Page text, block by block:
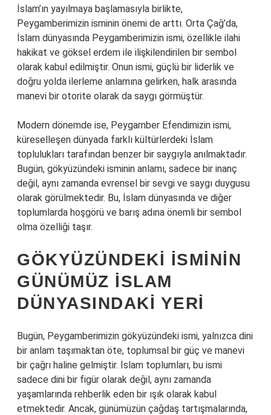
İslam’ın yayılmaya başlamasıyla birlikte,
Peygamberimizin isminin önemi de arttı. Orta Çağ’da,
İslam dünyasında Peygamberimizin ismi, özellikle ilahi
hakikat ve göksel erdem ile ilişkilendirilen bir sembol
olarak kabul edilmiştir. Onun ismi, güçlü bir liderlik ve
doğru yolda ilerleme anlamına gelirken, halk arasında
manevi bir otorite olarak da saygı görmüştür.
Modern dönemde ise, Peygamber Efendimizin ismi,
küreselleşen dünyada farklı kültürlerdeki İslam
toplulukları tarafından benzer bir saygıyla anılmaktadır.
Bugün, gökyüzündeki isminin anlamı, sadece bir inanç
değil, aynı zamanda evrensel bir sevgi ve saygı duygusu
olarak görülmektedir. Bu, İslam dünyasında ve diğer
toplumlarda hoşgörü ve barış adına önemli bir sembol
olma özelliği taşır.
GÖKYÜZÜNDEKI İSMININ
GÜNÜMÜZ İSLAM
DÜNYASINDAKI YERI
Bugün, Peygamberimizin gökyüzündeki ismi, yalnızca dini
bir anlam taşımaktan öte, toplumsal bir güç ve manevi
bir çağrı haline gelmiştir. İslam toplumları, bu ismi
sadece dini bir figür olarak değil, aynı zamanda
yaşamlarında rehberlik eden bir ışık olarak kabul
etmektedir. Ancak, günümüzün çağdaş tartışmalarında,